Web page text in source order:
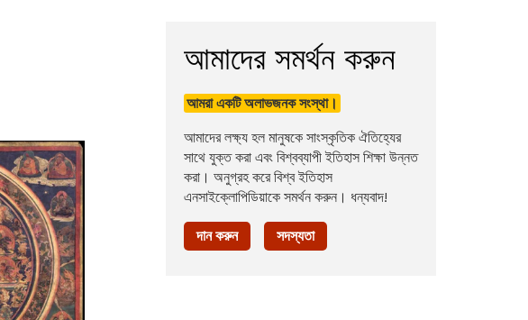
আমাদের সমর্থন করুন
আমরা একটি অলাভজনক সংস্থা।
আমাদের লক্ষ্য হল মানুষকে সাংস্কৃতিক ঐতিহ্যের
সাথে যুক্ত করা এবং বিশ্বব্যাপী ইতিহাস শিক্ষা উন্নত
করা। অনুগ্রহ করে বিশ্ব ইতিহাস
এনসাইক্লোপিডিয়াকে সমর্থন করুন। ধন্যবাদ!
দান করুন সদস্যতা